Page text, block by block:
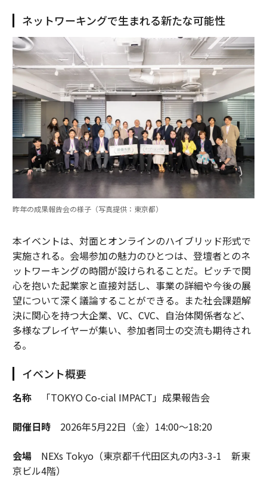
ネットワーキングで生まれる新たな可能性
昨年の成果報告会の様子（写真提供：東京都）
本イベントは、対面とオンラインのハイブリッド形式で
実施される。会場参加の魅力のひとつは、登壇者とのネ
ットワーキングの時間が設けられることだ。ピッチで関
心を抱いた起業家と直接対話し、事業の詳細や今後の展
望について深く議論することができる。また社会課題解
決に関心を持つ大企業、VC、CVC、自治体関係者など、
多様なプレイヤーが集い、参加者同士の交流も期待され
る。
イベント概要
名称「TOKYO Co-cial IMPACT」成果報告会
開催日時2026年5月22日（金）14:00～18:20
会場NEXs Tokyo（東京都千代田区丸の内3-3-1 新東
京ビル4階）